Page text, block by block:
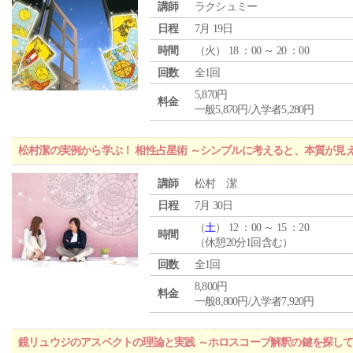
講師
ラクシュミー
日程
7月 19日
時間
（火 ） 18 ：00 ～ 20 ：00
回数
全1回
料金
5,870円
一般5,870円/入学者5,280円
松村潔の実例から学ぶ！ 相性占星術 ～シンプルに考えると、本質が見
講師
松村 潔
日程
7月 30日
時間
（土） 12 ：00 ～ 15 ：20
（休憩20分1回含む）
回数
全1回
料金
8,800円
一般8,800円/入学者7,920円
鏡リュウジのアスペクトの理論と実践 ～ホロスコープ解釈の鍵を探し